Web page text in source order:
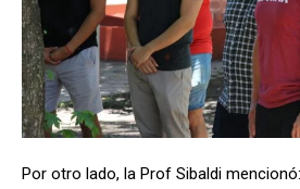
Por otro lado, la Prof Sibaldi